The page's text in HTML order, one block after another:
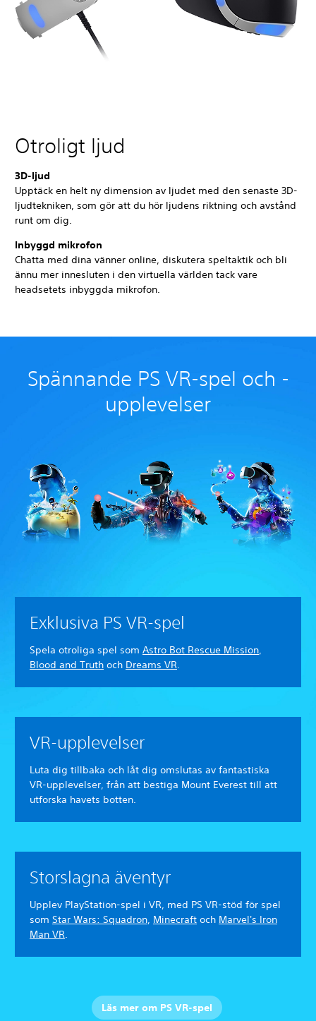
Otroligt ljud
3D-ljud
Upptäck en helt ny dimension av ljudet med den senaste 3D-
ljudtekniken, som gör att du hör ljudens riktning och avstånd
runt om dig.
Inbyggd mikrofon
Chatta med dina vänner online, diskutera speltaktik och bli
ännu mer innesluten i den virtuella världen tack vare
headsetets inbyggda mikrofon.
Spännande PS VR-spel och -
upplevelser
Exklusiva PS VR-spel
Spela otroliga spel som Astro Bot Rescue Mission,
Blood and Truth och Dreams VR.
VR-upplevelser
Luta dig tillbaka och låt dig omslutas av fantastiska
VR-upplevelser, från att bestiga Mount Everest till att
utforska havets botten.
Storslagna äventyr
Upplev PlayStation-spel i VR, med PS VR-stöd för spel
som Star Wars: Squadron, Minecraft och Marvel's Iron
Man VR.
Läs mer om PS VR-spel